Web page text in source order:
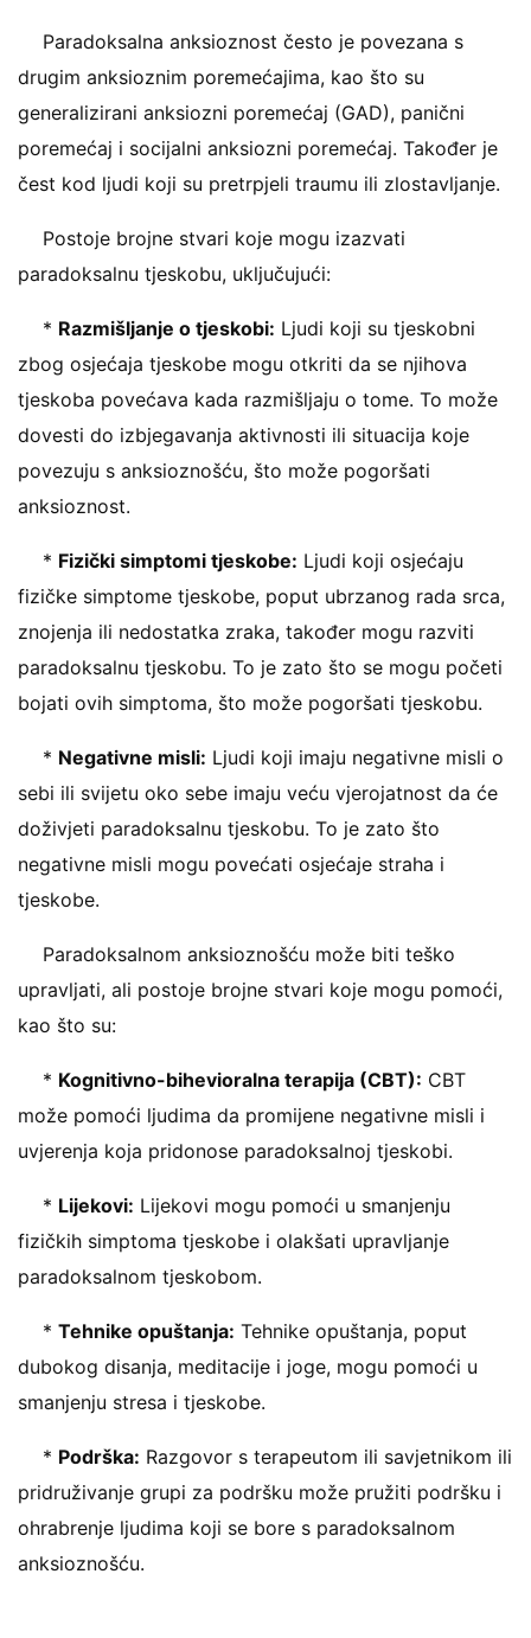
Paradoksalna anksioznost često je povezana s
drugim anksioznim poremećajima, kao što su
generalizirani anksiozni poremećaj (GAD), panični
poremećaj i socijalni anksiozni poremećaj. Također je
čest kod ljudi koji su pretrpjeli traumu ili zlostavljanje.
Postoje brojne stvari koje mogu izazvati
paradoksalnu tjeskobu, uključujući:
* Razmišljanje o tjeskobi: Ljudi koji su tjeskobni
zbog osjećaja tjeskobe mogu otkriti da se njihova
tjeskoba povećava kada razmišljaju o tome. To može
dovesti do izbjegavanja aktivnosti ili situacija koje
povezuju s anksioznošću, što može pogoršati
anksioznost.
* Fizički simptomi tjeskobe: Ljudi koji osjećaju
fizičke simptome tjeskobe, poput ubrzanog rada srca,
znojenja ili nedostatka zraka, također mogu razviti
paradoksalnu tjeskobu. To je zato što se mogu početi
bojati ovih simptoma, što može pogoršati tjeskobu.
* Negativne misli: Ljudi koji imaju negativne misli o
sebi ili svijetu oko sebe imaju veću vjerojatnost da će
doživjeti paradoksalnu tjeskobu. To je zato što
negativne misli mogu povećati osjećaje straha i
tjeskobe.
Paradoksalnom anksioznošću može biti teško
upravljati, ali postoje brojne stvari koje mogu pomoći,
kao što su:
* Kognitivno-bihevioralna terapija (CBT): CBT
može pomoći ljudima da promijene negativne misli i
uvjerenja koja pridonose paradoksalnoj tjeskobi.
* Lijekovi: Lijekovi mogu pomoći u smanjenju
fizičkih simptoma tjeskobe i olakšati upravljanje
paradoksalnom tjeskobom.
* Tehnike opuštanja: Tehnike opuštanja, poput
dubokog disanja, meditacije i joge, mogu pomoći u
smanjenju stresa i tjeskobe.
* Podrška: Razgovor s terapeutom ili savjetnikom ili
pridruživanje grupi za podršku može pružiti podršku i
ohrabrenje ljudima koji se bore s paradoksalnom
anksioznošću.